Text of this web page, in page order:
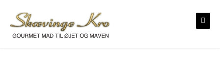
content